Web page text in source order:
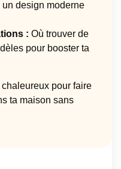
design moderne
: Où trouver de
pour booster ta
pour faire
ta maison sans